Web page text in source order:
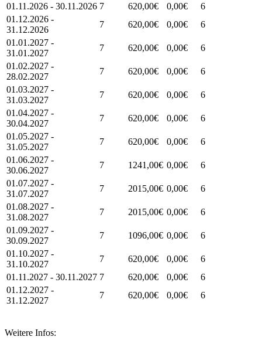
01.11.2026 - 30.11.2026 7 620,00€ 0,00€
6
01.12.2026 -
31.12.2026
7 620,00€ 0,00€
6
01.01.2027 -
31.01.2027
7 620,00€ 0,00€
6
01.02.2027 -
28.02.2027
7 620,00€ 0,00€
6
01.03.2027 -
31.03.2027
7 620,00€ 0,00€
6
01.04.2027 -
30.04.2027
7 620,00€ 0,00€
6
01.05.2027 -
31.05.2027
7 620,00€ 0,00€
6
01.06.2027 -
30.06.2027
7 1241,00€ 0,00€
6
01.07.2027 -
31.07.2027
7 2015,00€ 0,00€
6
01.08.2027 -
31.08.2027
7 2015,00€ 0,00€
6
01.09.2027 -
30.09.2027
7 1096,00€ 0,00€
6
01.10.2027 -
31.10.2027
7 620,00€ 0,00€
6
01.11.2027 - 30.11.2027 7 620,00€ 0,00€
6
01.12.2027 -
31.12.2027
7 620,00€ 0,00€ 6
Weitere Infos: